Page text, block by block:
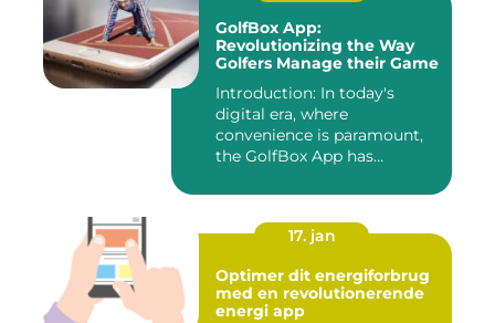
GolfBox App:
Revolutionizing the Way
Golfers Manage their Game
Introduction: In today's
digital era, where
convenience is paramount,
the GolfBox App has
17. jan
Optimer dit energiforbrug
med en revolutionerende
energi app